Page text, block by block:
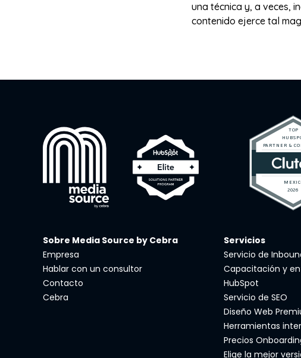
una técnica y, a veces,
contenido ejerce tal
Sobre Media Source by Cebra
Empresa
Hablar con un consultor
Contacto
Cebra
Servicios
Servicio de
Capacitación y
HubSpot
Servicio de SEO
Diseño Web
Herramientas
Precios
Elige la mejor